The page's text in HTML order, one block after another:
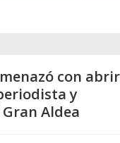
con abrir
y
Aldea